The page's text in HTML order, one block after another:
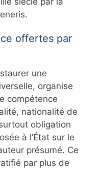
offertes par
une
organise
compétence
nationalité de
obligation
à l’État sur le
présumé. Ce
par plus de